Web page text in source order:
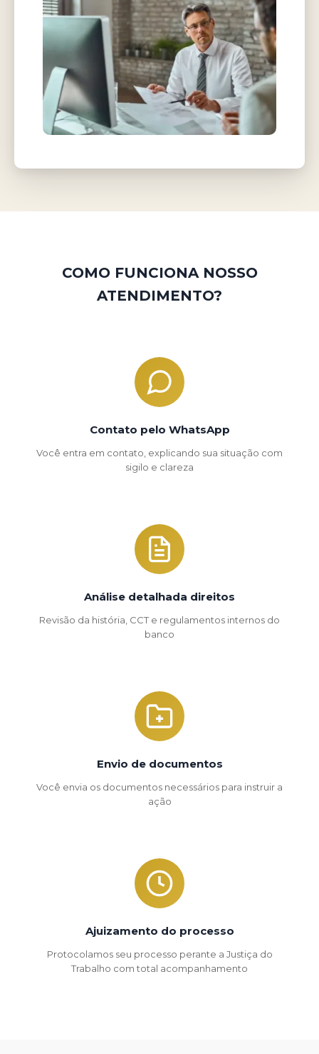
COMO FUNCIONA NOSSO
ATENDIMENTO?
Contato pelo WhatsApp
Você entra em contato, explicando sua situação com
sigilo e clareza
Análise detalhada direitos
Revisão da história, CCT e regulamentos internos do
banco
Envio de documentos
Você envia os documentos necessários para instruir a
ação
Ajuizamento do processo
Protocolamos seu processo perante a Justiça do
Trabalho com total acompanhamento